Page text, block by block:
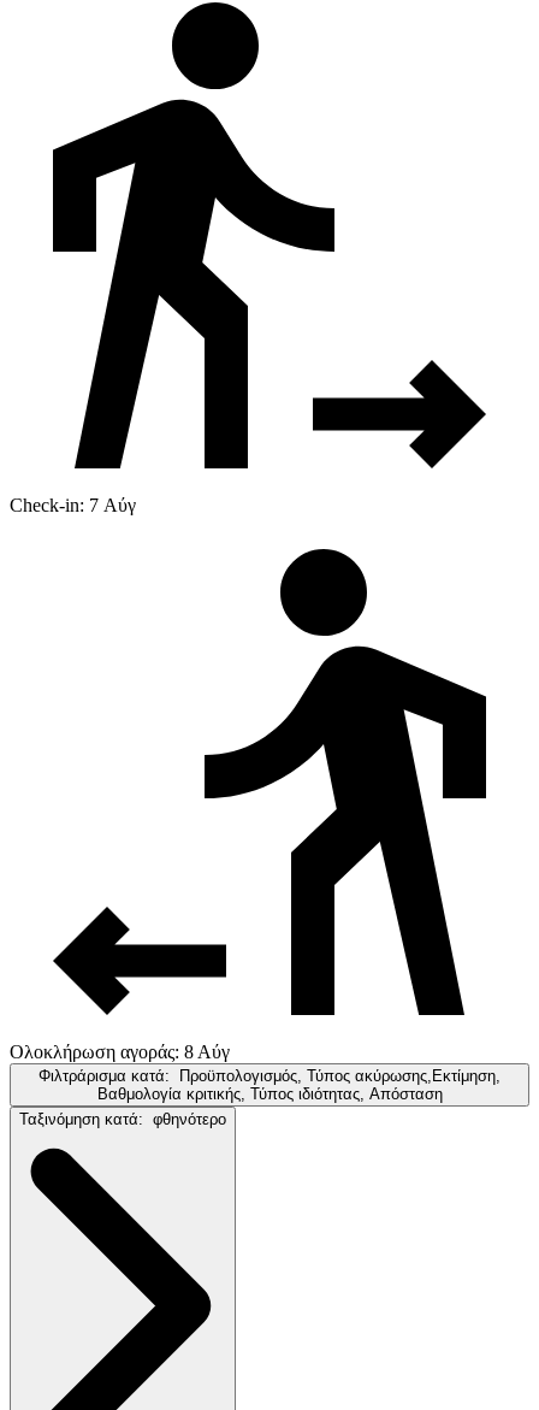
Check-in: 7 Αύγ
Ολοκλήρωση αγοράς: 8 Αύγ
Φιλτράρισμα κατά:
Προϋπολογισμός, Τύπος ακύρωσης,Εκτίμηση,
Βαθμολογία κριτικής, Τύπος ιδιότητας, Απόσταση
Ταξινόμηση κατά: φθηνότερο